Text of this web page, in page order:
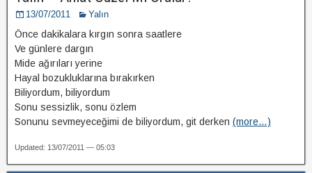
13/07/2011 Yalın
Önce dakikalara kırgın sonra saatlere
Ve günlere dargın
Mide ağırıları yerine
Hayal bozukluklarına bırakırken
Biliyordum, biliyordum
Sonu sessizlik, sonu özlem
Sonunu sevmeyeceğimi de biliyordum, git derken (more…)
Updated: 13/07/2011 — 05:03